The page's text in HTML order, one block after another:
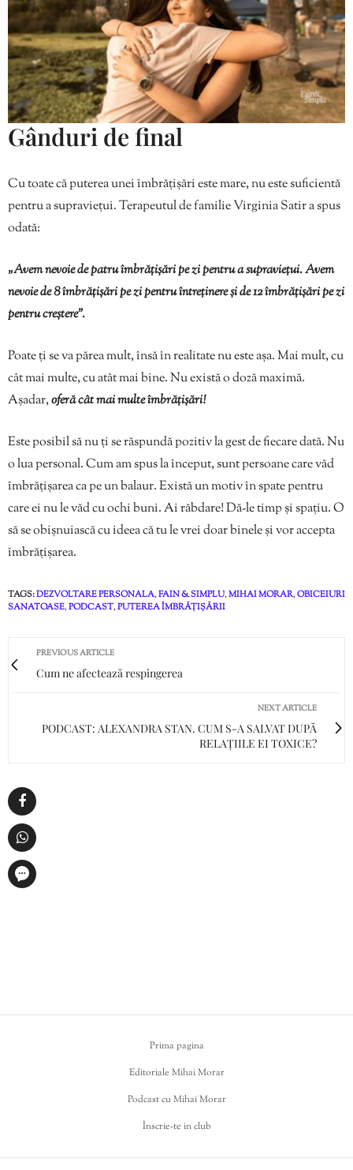
Gânduri de final
Cu toate că puterea unei îmbrățișări este mare, nu este suficientă
pentru a supraviețui. Terapeutul de familie Virginia Satir a spus
odată:
„Avem nevoie de patru îmbrățișări pe zi pentru a supraviețui. Avem
nevoie de 8 îmbrățișări pe zi pentru întreținere și de 12 îmbrățișări pe zi
pentru creștere”.
Poate ți se va părea mult, însă în realitate nu este așa. Mai mult, cu
cât mai multe, cu atât mai bine. Nu există o doză maximă.
Așadar,oferă cât mai multe îmbrățișări!
Este posibil să nu ți se răspundă pozitiv la gest de fiecare dată. Nu
o lua personal. Cum am spus la început, sunt persoane care văd
îmbrățișarea ca pe un balaur. Există un motiv în spate pentru
care ei nu le văd cu ochi buni. Ai răbdare! Dă-le timp și spațiu. O
să se obișnuiască cu ideea că tu le vrei doar binele și vor accepta
îmbrățișarea.
TAGS:DEZVOLTARE PERSONALA,FAIN & SIMPLU,MIHAI MORAR,OBICEIURI
SANATOASE,PODCAST,PUTEREA ÎMBRĂȚIȘĂRII
PREVIOUS ARTICLE
Cum ne afectează respingerea
NEXT ARTICLE
PODCAST: ALEXANDRA STAN. CUM S-A SALVAT DUPĂ
RELAȚIILE EI TOXICE?
Prima pagina
Editoriale Mihai Morar
Podcast cu Mihai Morar
Înscrie-te in club